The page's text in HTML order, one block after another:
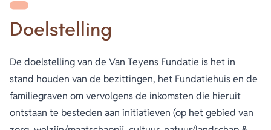
Doelstelling
De doelstelling van de Van Teyens Fundatie is het in
stand houden van de bezittingen, het Fundatiehuis en de
familiegraven om vervolgens de inkomsten die hieruit
ontstaan te besteden aan initiatieven (op het gebied van